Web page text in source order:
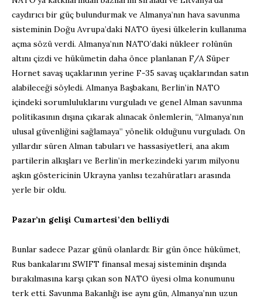
caydırıcı bir güç bulundurmak ve Almanya’nın hava savunma
sisteminin Doğu Avrupa’daki NATO üyesi ülkelerin kullanıma
açma sözü verdi. Almanya’nın NATO’daki nükleer rolünün
altını çizdi ve hükümetin daha önce planlanan F/A Süper
Hornet savaş uçaklarının yerine F-35 savaş uçaklarından satın
alabileceği söyledi. Almanya Başbakanı, Berlin’in NATO
içindeki sorumluluklarını vurguladı ve genel Alman savunma
politikasının dışına çıkarak alınacak önlemlerin, “Almanya’nın
ulusal güvenliğini sağlamaya” yönelik olduğunu vurguladı. On
yıllardır süren Alman tabuları ve hassasiyetleri, ana akım
partilerin alkışları ve Berlin’in merkezindeki yarım milyonu
aşkın göstericinin Ukrayna yanlısı tezahüratları arasında
yerle bir oldu.
Pazar’ın gelişi Cumartesi’den belliydi
Bunlar sadece Pazar günü olanlardı: Bir gün önce hükümet,
Rus bankalarını SWIFT finansal mesaj sisteminin dışında
bırakılmasına karşı çıkan son NATO üyesi olma konumunu
terk etti. Savunma Bakanlığı ise aynı gün, Almanya’nın uzun